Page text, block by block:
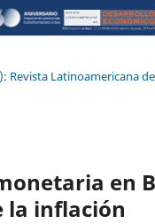
Revista Latinoamericana
en
la inflación